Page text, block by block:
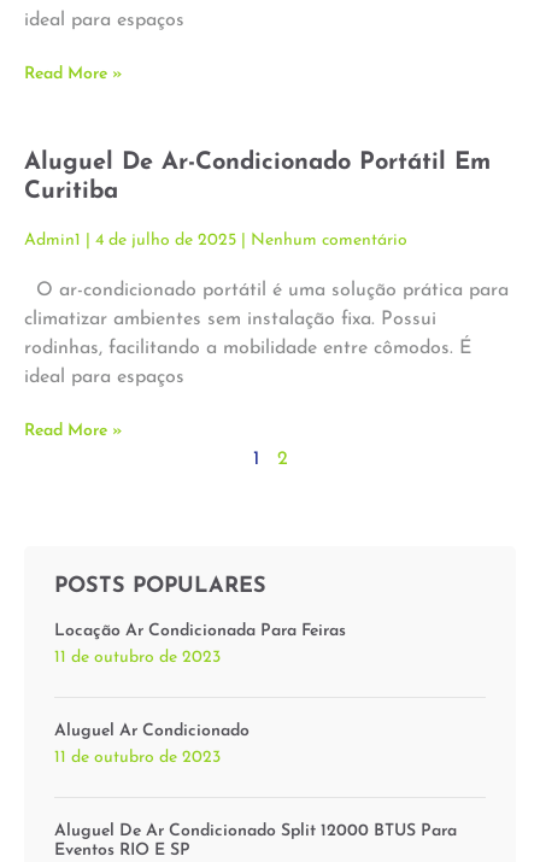
ideal para espaços
Read More »
Aluguel De Ar-Condicionado Portátil Em
Curitiba
Admin1 4 de julho de 2025 Nenhum comentário
O ar-condicionado portátil é uma solução prática para
climatizar ambientes sem instalação fixa. Possui
rodinhas, facilitando a mobilidade entre cômodos. É
ideal para espaços
Read More »
1 2
POSTS POPULARES
Locação Ar Condicionada Para Feiras
11 de outubro de 2023
Aluguel Ar Condicionado
11 de outubro de 2023
Aluguel De Ar Condicionado Split 12000 BTUS Para
Eventos RIO E SP